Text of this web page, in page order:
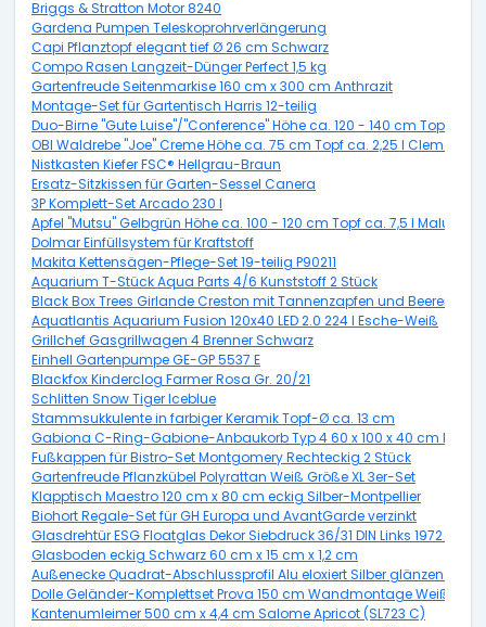
Briggs & Stratton Motor 8240
Gardena Pumpen Teleskoprohrverlängerung
Capi Pflanztopf elegant tief Ø 26 cm Schwarz
Compo Rasen Langzeit-Dünger Perfect 1,5 kg
Gartenfreude Seitenmarkise 160 cm x 300 cm Anthrazit
Montage-Set für Gartentisch Harris 12-teilig
Duo-Birne "Gute Luise"/"Conference" Höhe ca. 120 - 140 cm Topf ca.
OBI Waldrebe "Joe" Creme Höhe ca. 75 cm Topf ca. 2,25 l Clematis
Nistkasten Kiefer FSC® Hellgrau-Braun
Ersatz-Sitzkissen für Garten-Sessel Canera
3P Komplett-Set Arcado 230 l
Apfel "Mutsu" Gelbgrün Höhe ca. 100 - 120 cm Topf ca. 7,5 l Malus
Dolmar Einfüllsystem für Kraftstoff
Makita Kettensägen-Pflege-Set 19-teilig P90211
Aquarium T-Stück Aqua Parts 4/6 Kunststoff 2 Stück
Black Box Trees Girlande Creston mit Tannenzapfen und Beeren
Aquatlantis Aquarium Fusion 120x40 LED 2.0 224 l Esche-Weiß
Grillchef Gasgrillwagen 4 Brenner Schwarz
Einhell Gartenpumpe GE-GP 5537 E
Blackfox Kinderclog Farmer Rosa Gr. 20/21
Schlitten Snow Tiger Iceblue
Stammsukkulente in farbiger Keramik Topf-Ø ca. 13 cm
Gabiona C-Ring-Gabione-Anbaukorb Typ 4 60 x 100 x 40 cm
Fußkappen für Bistro-Set Montgomery Rechteckig 2 Stück
Gartenfreude Pflanzkübel Polyrattan Weiß Größe XL 3er-Set
Klapptisch Maestro 120 cm x 80 cm eckig Silber-Montpellier
Biohort Regale-Set für GH Europa und AvantGarde verzinkt
Glasdrehtür ESG Floatglas Dekor Siebdruck 36/31 DIN Links 1972 x
Glasboden eckig Schwarz 60 cm x 15 cm x 1,2 cm
Außenecke Quadrat-Abschlussprofil Alu eloxiert Silber glänzend 10
Dolle Geländer-Komplettset Prova 150 cm Wandmontage Weiß
Kantenumleimer 500 cm x 4,4 cm Salome Apricot (SL723 C)